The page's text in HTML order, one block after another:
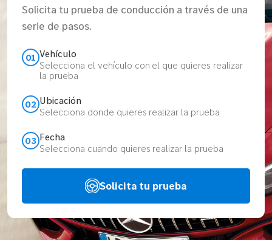
Solicita tu prueba de conducción a través de una
serie de pasos.
01 Vehículo
Selecciona el vehículo con el que quieres realizar
la prueba
02 Ubicación
Selecciona donde quieres realizar la prueba
03 Fecha
Selecciona cuando quieres realizar la prueba
Solicita tu prueba